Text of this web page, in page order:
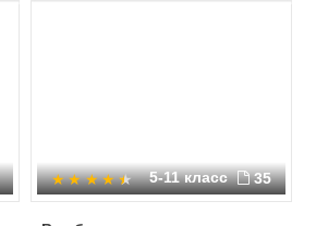
5-11 класс 35